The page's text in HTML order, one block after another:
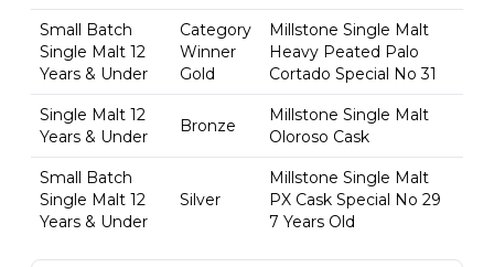
Small Batch
Single Malt 12
Years & Under
Category
Winner
Gold
Millstone Single Malt
Heavy Peated Palo
Cortado Special No 31
Single Malt 12
Years & Under
Bronze
Millstone Single Malt
Oloroso Cask
Small Batch
Single Malt 12
Years & Under
Silver
Millstone Single Malt
PX Cask Special No 29
7 Years Old